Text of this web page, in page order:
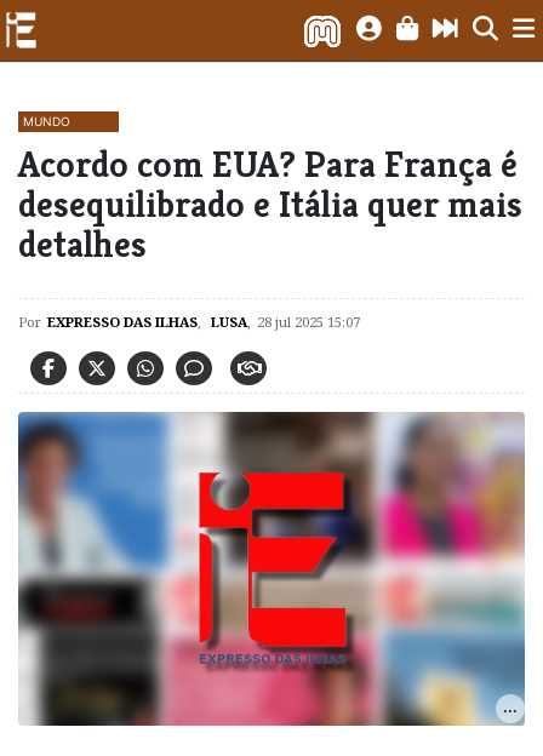
MUNDO
Acordo com EUA? Para França é
desequilibrado e Itália quer mais
detalhes
Por EXPRESSO DAS ILHAS, LUSA, 28 jul 2025 15:07